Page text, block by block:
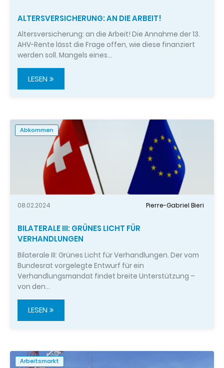
ALTERSVERSICHERUNG: AN DIE ARBEIT!
Altersversicherung: an die Arbeit! Die Annahme der 13.
AHV-Rente lässt die Frage offen, wie diese finanziert
werden soll. Mangels eines…
LESEN
Abkommen
08.02.2024 Pierre-Gabriel Bieri
BILATERALE III: GRÜNES LICHT FÜR
VERHANDLUNGEN
Bilaterale III: Grünes Licht für Verhandlungen. Der vom
Bundesrat vorgelegte Entwurf für ein
Verhandlungsmandat findet breite Unterstützung –
von den…
LESEN
Arbeitsmarkt